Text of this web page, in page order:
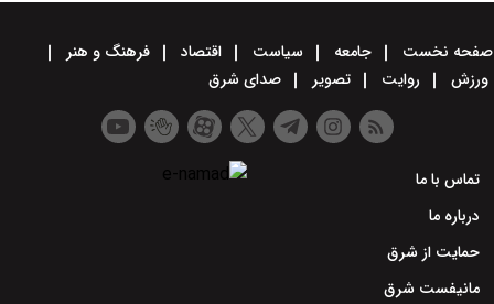
صفحه نخست جامعه سیاست اقتصاد
فرهنگ و هنر
ورزش
روایت تصویر صدای شرق
تماس با ما
درباره ما
حمایت از شرق
مانیفست شرق